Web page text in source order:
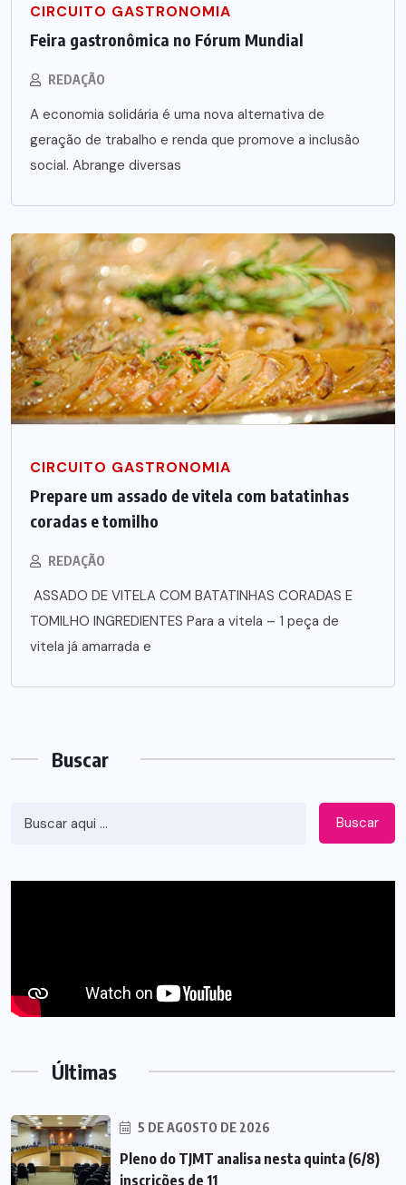
CIRCUITO GASTRONOMIA
Feira gastronômica no Fórum Mundial
REDAÇÃO
A economia solidária é uma nova alternativa de
geração de trabalho e renda que promove a inclusão
social. Abrange diversas
CIRCUITO GASTRONOMIA
Prepare um assado de vitela com batatinhas
coradas e tomilho
REDAÇÃO
ASSADO DE VITELA COM BATATINHAS CORADAS E
TOMILHO INGREDIENTES Para a vitela – 1 peça de
vitela já amarrada e
Buscar
Buscar
Últimas
5 DE AGOSTO DE 2026
Pleno do TJMT analisa nesta quinta (6/8)
inscrições de 11